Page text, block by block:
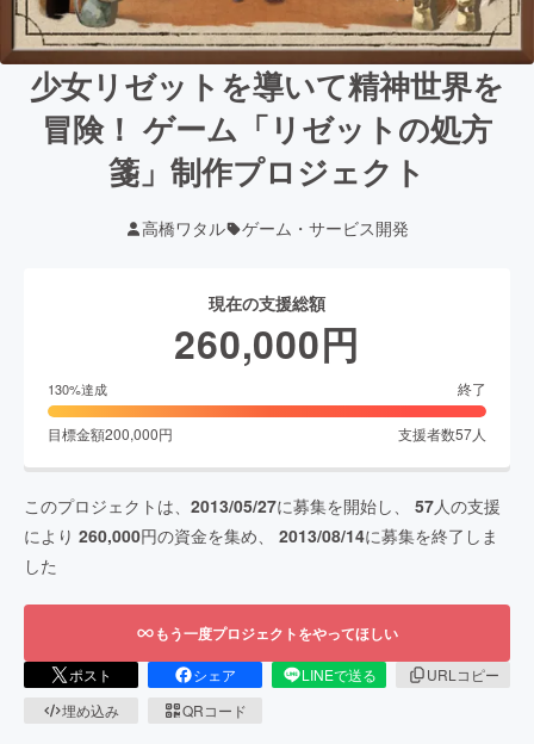
少女リゼットを導いて精神世界を
冒険！ ゲーム「リゼットの処方
箋」制作プロジェクト
高橋ワタル ゲーム・サービス開発
現在の支援総額
260,000円
130%達成 終了
目標金額200,000円 支援者数57人
このプロジェクトは、 2013/05/27に募集を開始し、 57人の支援
により 260,000円の資金を集め、 2013/08/14に募集を終了しま
した
もう一度プロジェクトをやってほしい
ポスト シェア LINEで送る
URLコピー
埋め込み
QRコード